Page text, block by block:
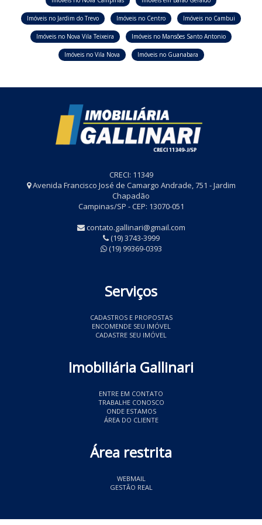
Imóveis no Jardim do Trevo Imóveis no Centro Imóveis no Cambui
Imóveis no Nova Vila Teixeira Imóveis no Mansões Santo Antonio
Imóveis no Vila Nova Imóveis no Guanabara
CRECI: 11349
Avenida Francisco José de Camargo Andrade, 751 - Jardim
Chapadão
Campinas/SP - CEP: 13070-051
contato.gallinari@gmail.com
(19) 3743-3999
(19) 99369-0393
Serviços
CADASTROS E PROPOSTAS
ENCOMENDE SEU IMÓVEL
CADASTRE SEU IMÓVEL
Imobiliária Gallinari
ENTRE EM CONTATO
TRABALHE CONOSCO
ONDE ESTAMOS
ÁREA DO CLIENTE
Área restrita
WEBMAIL
GESTÃO REAL